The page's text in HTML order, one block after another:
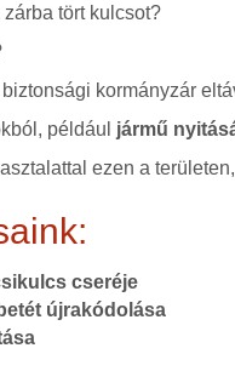
tört kulcsot?
kormányzár
például jármű
ezen a
cseréje
újrakódolása